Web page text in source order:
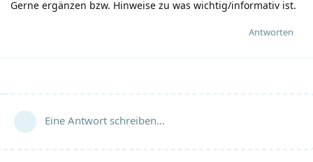
Gerne ergänzen bzw. Hinweise zu was wichtig/informativ ist.
Antworten
Eine Antwort schreiben…